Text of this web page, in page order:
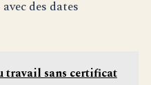
des dates
travail sans certificat